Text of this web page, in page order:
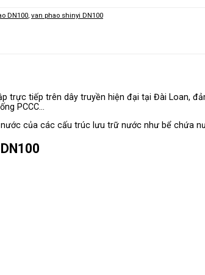
DN100, van phao shinyi DN100
trực tiếp trên dây truyền hiện đại tại Đài Loan,
PCCC…
của các cấu trúc lưu trữ nước như bể chứa